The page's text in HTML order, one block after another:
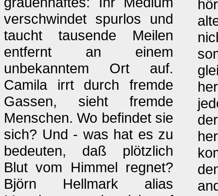
verschwindet spurlos und
taucht tausende Meilen
entfernt an einem
unbekanntem Ort auf.
Camila irrt durch fremde
Gassen, sieht fremde
Menschen. Wo befindet sie
sich? Und - was hat es zu
bedeuten, daß plötzlich
Blut vom Himmel regnet?
Björn Hellmark alias